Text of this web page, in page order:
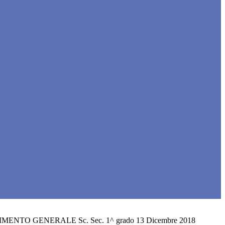
GENERALE Sc. Sec. 1^ grado 13 Dicembre 2018